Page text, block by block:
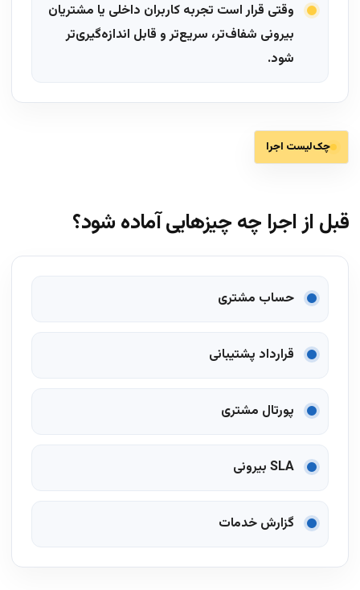
وقتی قرار است تجربه کاربران داخلی یا مشتریان
بیرونی شفاف‌تر، سریع‌تر و قابل اندازه‌گیری‌تر
شود.
چک‌لیست اجرا
قبل از اجرا چه چیزهایی آماده شود؟
حساب مشتری
قرارداد پشتیبانی
پورتال مشتری
SLA بیرونی
گزارش خدمات